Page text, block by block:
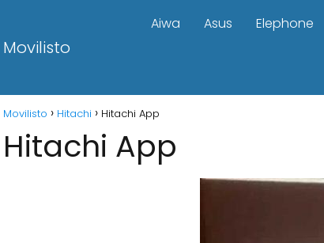
Movilisto
Aiwa Asus Elephone
Movilisto Hitachi Hitachi App
Hitachi App